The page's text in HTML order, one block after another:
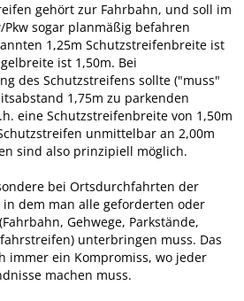
gehört zur Fahrbahn, und soll im
Pkw sogar planmäßig befahren
1,25m Schutzstreifenbreite ist
ist 1,50m. Bei
des Schutzstreifens sollte ("muss"
1,75m zu parkenden
eine Schutzstreifenbreite von 1,50m
unmittelbar an 2,00m
sind also prinzipiell möglich.
bei Ortsdurchfahrten der
dem man alle geforderten oder
Gehwege, Parkstände,
unterbringen muss. Das
immer ein Kompromiss, wo jeder
machen muss.